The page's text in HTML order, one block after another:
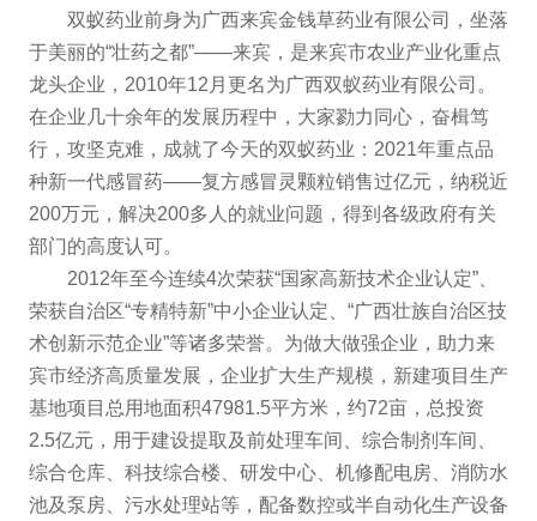
双蚁药业前身为广西来宾金钱草药业有限公司，坐落
于美丽的“壮药之都”——来宾，是来宾市农业产业化重点
龙头企业，2010年12月更名为广西双蚁药业有限公司。
在企业几十余年的发展历程中，大家勠力同心，奋楫笃
行，攻坚克难，成就了今天的双蚁药业：2021年重点品
种新一代感冒药——复方感冒灵颗粒销售过亿元，纳税近
200万元，解决200多人的就业问题，得到各级政府有关
部门的高度认可。
2012年至今连续4次荣获“国家高新技术企业认定”、
荣获自治区“专精特新”中小企业认定、“广西壮族自治区技
术创新示范企业”等诸多荣誉。为做大做强企业，助力来
宾市经济高质量发展，企业扩大生产规模，新建项目生产
基地项目总用地面积47981.5平方米，约72亩，总投资
2.5亿元，用于建设提取及前处理车间、综合制剂车间、
综合仓库、科技综合楼、研发中心、机修配电房、消防水
池及泵房、污水处理站等，配备数控或半自动化生产设备